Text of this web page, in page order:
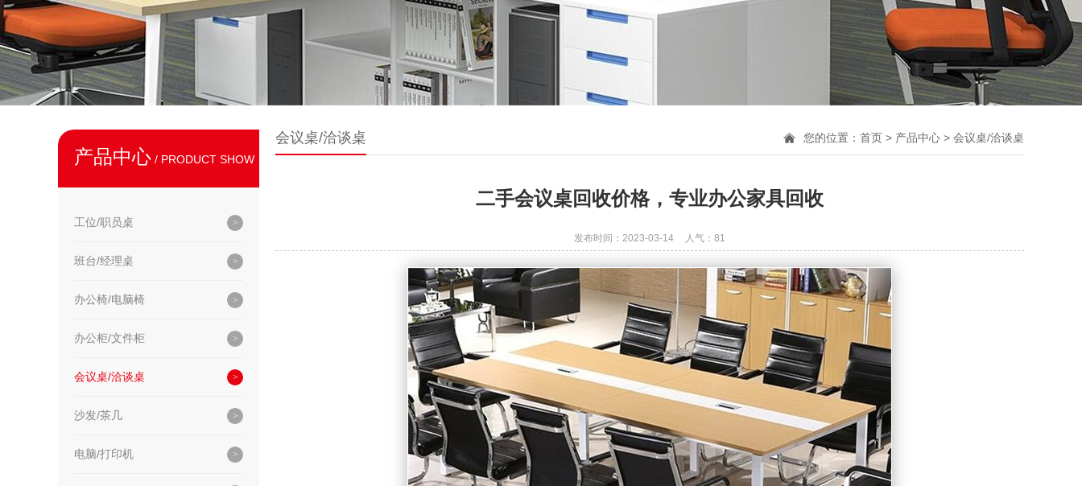
产品中心 / PRODUCT SHOW
工位/职员桌
班台/经理桌
办公椅/电脑椅
办公柜/文件柜
会议桌/洽谈桌
沙发/茶几
电脑/打印机
会议桌/洽谈桌 您的位置： 首页 > 产品中心 > 会议桌/洽谈桌
二手会议桌回收价格，专业办公家具回收
发布时间：2023-03-14 人气： 81